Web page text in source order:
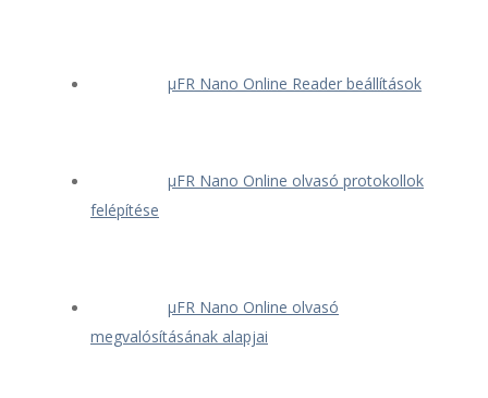
μFR Nano Online Reader beállítások
μFR Nano Online olvasó protokollok
felépítése
μFR Nano Online olvasó
megvalósításának alapjai